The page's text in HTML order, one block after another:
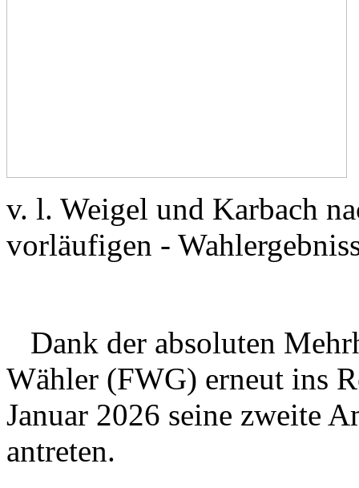
v. l. Weigel und Karbach
vorläufigen -
Dank der absoluten
Wähler (FWG) erneut ins
Januar 2026 seine zweite
antreten.